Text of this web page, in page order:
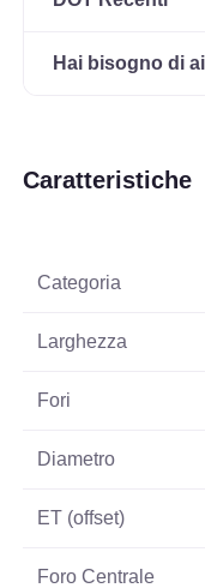
Hai bisogno di
Caratteristiche
Categoria
Larghezza
Fori
Diametro
ET (offset)
Foro Centrale